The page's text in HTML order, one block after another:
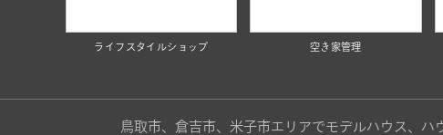
ライフスタイルショップ 空き家管理
鳥取市、倉吉市、米子市エリアでモデルハウス、